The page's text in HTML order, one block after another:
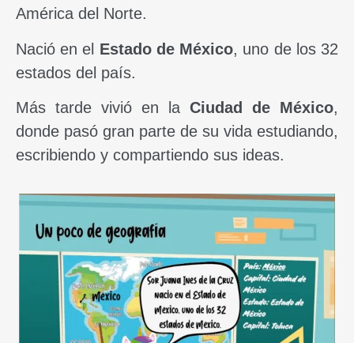
América del Norte.
Nació en el Estado de México, uno de los 32
estados del país.
Más tarde vivió en la Ciudad de México,
donde pasó gran parte de su vida estudiando,
escribiendo y compartiendo sus ideas.